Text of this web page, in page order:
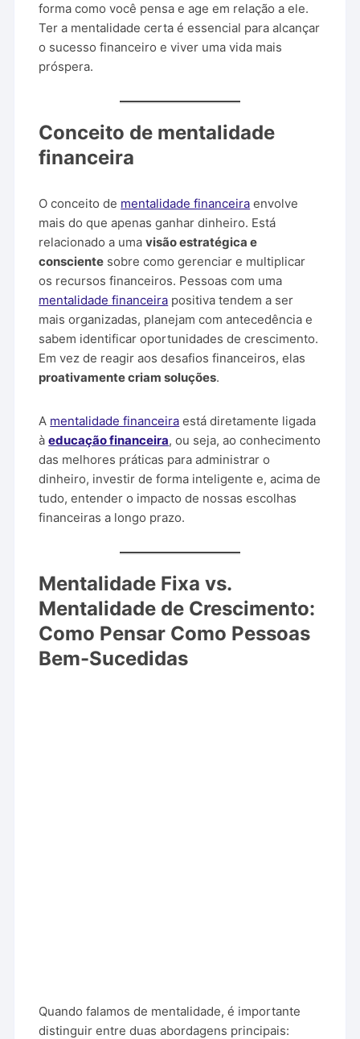
forma como você pensa e age em relação a ele.
Ter a mentalidade certa é essencial para alcançar
o sucesso financeiro e viver uma vida mais
próspera.
Conceito de mentalidade
financeira
O conceito de mentalidade financeira envolve
mais do que apenas ganhar dinheiro. Está
relacionado a umavisão estratégica e
consciente sobre como gerenciar e multiplicar
os recursos financeiros. Pessoas com uma
mentalidade financeira positiva tendem a ser
mais organizadas, planejam com antecedência e
sabem identificar oportunidades de crescimento.
Em vez de reagir aos desafios financeiros, elas
proativamente criam soluções.
A mentalidade financeira está diretamente ligada
àeducação financeira, ou seja, ao conhecimento
das melhores práticas para administrar o
dinheiro, investir de forma inteligente e, acima de
tudo, entender o impacto de nossas escolhas
financeiras a longo prazo.
Mentalidade Fixa vs.
Mentalidade de Crescimento:
Como Pensar Como Pessoas
Bem-Sucedidas
Quando falamos de mentalidade, é importante
distinguir entre duas abordagens principais: